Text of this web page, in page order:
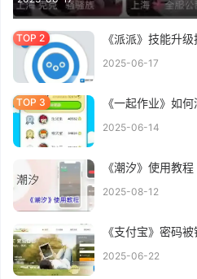
《派派》技能升
2025-06-17
《一起作业》如
2025-06-14
《潮汐》使用教程
2025-08-12
《支付宝》密码
2025-06-22